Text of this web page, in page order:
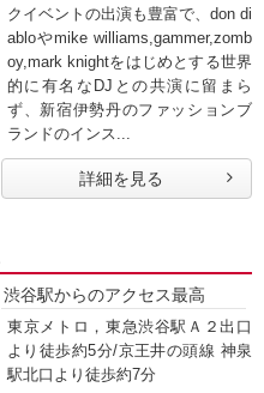
クイベントの出演も豊富で、don di
abloやmike williams,gammer,zomb
oy,mark knightをはじめとする世界
的に有名なDJとの共演に留まら
ず、新宿伊勢丹のファッションブ
ランドのインス...
詳細を見る
渋谷駅からのアクセス最高
東京メトロ，東急渋谷駅Ａ２出口
より徒歩約5分/京王井の頭線 神泉
駅北口より徒歩約7分